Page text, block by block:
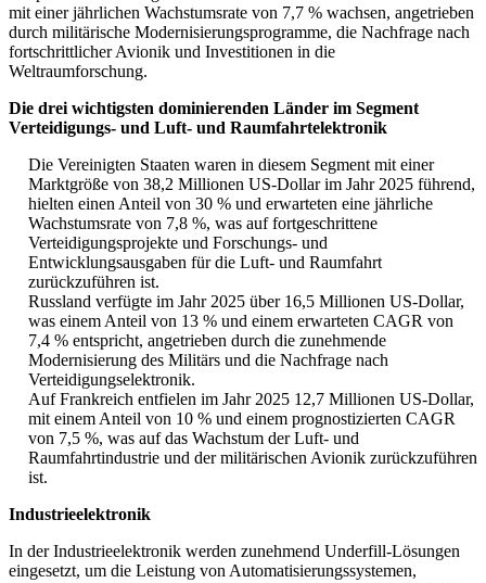
mit einer jährlichen Wachstumsrate von 7,7 % wachsen, angetrieben
durch militärische Modernisierungsprogramme, die Nachfrage nach
fortschrittlicher Avionik und Investitionen in die
Weltraumforschung.
Die drei wichtigsten dominierenden Länder im Segment
Verteidigungs- und Luft- und Raumfahrtelektronik
Die Vereinigten Staaten waren in diesem Segment mit einer
Marktgröße von 38,2 Millionen US-Dollar im Jahr 2025 führend,
hielten einen Anteil von 30 % und erwarteten eine jährliche
Wachstumsrate von 7,8 %, was auf fortgeschrittene
Verteidigungsprojekte und Forschungs- und
Entwicklungsausgaben für die Luft- und Raumfahrt
zurückzuführen ist.
Russland verfügte im Jahr 2025 über 16,5 Millionen US-Dollar,
was einem Anteil von 13 % und einem erwarteten CAGR von
7,4 % entspricht, angetrieben durch die zunehmende
Modernisierung des Militärs und die Nachfrage nach
Verteidigungselektronik.
Auf Frankreich entfielen im Jahr 2025 12,7 Millionen US-Dollar,
mit einem Anteil von 10 % und einem prognostizierten CAGR
von 7,5 %, was auf das Wachstum der Luft- und
Raumfahrtindustrie und der militärischen Avionik zurückzuführen
ist.
Industrieelektronik
In der Industrieelektronik werden zunehmend Underfill-Lösungen
eingesetzt, um die Leistung von Automatisierungssystemen,